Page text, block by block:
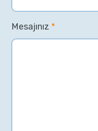
Mesajınız *